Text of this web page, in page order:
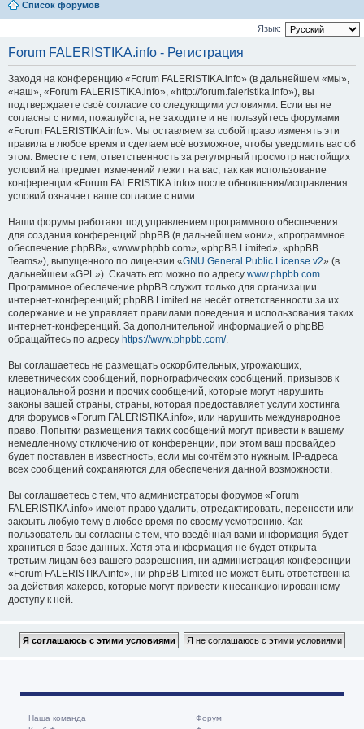
Список форумов
Язык:
Forum FALERISTIKA.info - Регистрация
Заходя на конференцию «Forum FALERISTIKA.info» (в дальнейшем «мы»,
«наш», «Forum FALERISTIKA.info», «http://forum.faleristika.info»), вы
подтверждаете своё согласие со следующими условиями. Если вы не
согласны с ними, пожалуйста, не заходите и не пользуйтесь форумами
«Forum FALERISTIKA.info». Мы оставляем за собой право изменять эти
правила в любое время и сделаем всё возможное, чтобы уведомить вас об
этом. Вместе с тем, ответственность за регулярный просмотр настойщих
условий на предмет изменений лежит на вас, так как использование
конференции «Forum FALERISTIKA.info» после обновления/исправления
условий означает ваше согласие с ними.
Наши форумы работают под управлением программного обеспечения
для создания конференций phpBB (в дальнейшем «они», «программное
обеспечение phpBB», «www.phpbb.com», «phpBB Limited», «phpBB
Teams»), выпущенного по лицензии «GNU General Public License v2» (в
дальнейшем «GPL»). Скачать его можно по адресу www.phpbb.com.
Программное обеспечение phpBB служит только для организации
интернет-конференций; phpBB Limited не несёт ответственности за их
содержание и не управляет правилами поведения и использования таких
интернет-конференций. За дополнительной информацией о phpBB
обращайтесь по адресу https://www.phpbb.com/.
Вы соглашаетесь не размещать оскорбительных, угрожающих,
клеветнических сообщений, порнографических сообщений, призывов к
национальной розни и прочих сообщений, которые могут нарушить
законы вашей страны, страны, которая предоставляет услуги хостинга
для форумов «Forum FALERISTIKA.info», или нарушить международное
право. Попытки размещения таких сообщений могут привести к вашему
немедленному отключению от конференции, при этом ваш провайдер
будет поставлен в известность, если мы сочтём это нужным. IP-адреса
всех сообщений сохраняются для обеспечения данной возможности.
Вы соглашаетесь с тем, что администраторы форумов «Forum
FALERISTIKA.info» имеют право удалить, отредактировать, перенести или
закрыть любую тему в любое время по своему усмотрению. Как
пользователь вы согласны с тем, что введённая вами информация будет
храниться в базе данных. Хотя эта информация не будет открыта
третьим лицам без вашего разрешения, ни администрация конференции
«Forum FALERISTIKA.info», ни phpBB Limited не может быть ответственна
за действия хакеров, которые могут привести к несанкционированному
доступу к ней.
Наша команда
Форум